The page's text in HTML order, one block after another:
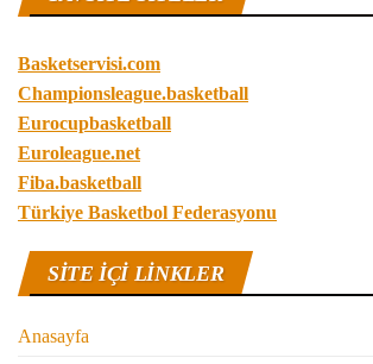
Basketservisi.com
Championsleague.basketball
Eurocupbasketball
Euroleague.net
Fiba.basketball
Türkiye Basketbol Federasyonu
SITE IÇI LINKLER
Anasayfa